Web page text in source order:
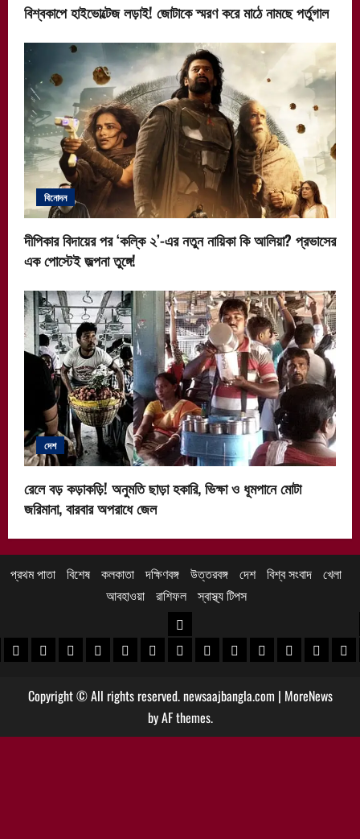
বিশ্বকাপে হাইভোল্টেজ লড়াই! জোটাকে স্মরণ করে মাঠে নামছে পর্তুগাল
বিনোদন
দীপিকার বিদায়ের পর ‘কল্কি ২’-এর নতুন নায়িকা কি আলিয়া? প্রভাসের
এক পোস্টেই জল্পনা তুঙ্গে!
দেশ
রেলে বড় কড়াকড়ি! অনুমতি ছাড়া হকারি, ভিক্ষা ও ধূমপানে মোটা
জরিমানা, বারবার অপরাধে জেল
প্রথম পাতা বিশেষ কলকাতা দক্ষিণবঙ্গ উত্তরবঙ্গ দেশ বিশ্ব সংবাদ খেলা
আবহাওয়া
রাশিফল স্বাস্থ্য টিপস
খবর
খবর
পুরুলিয়া খবর
বাঁকুড়া খবরপশ্চিম বর্ধমান খবর
পূর্ব বর্ধমান খবর
বীরভূম খবরমুর্শিদাবাদ খবর
উত্তরবঙ্গ
কোচবিহার নিউজ
আলিপুরদুয়ার খবর
জলপাইগুড়ি খবর
শিলিগুড়ি খবর
উত্তরদক্ষিণ
Copyright © All rights reserved. newsaajbangla.com | MoreNews
by AF themes.